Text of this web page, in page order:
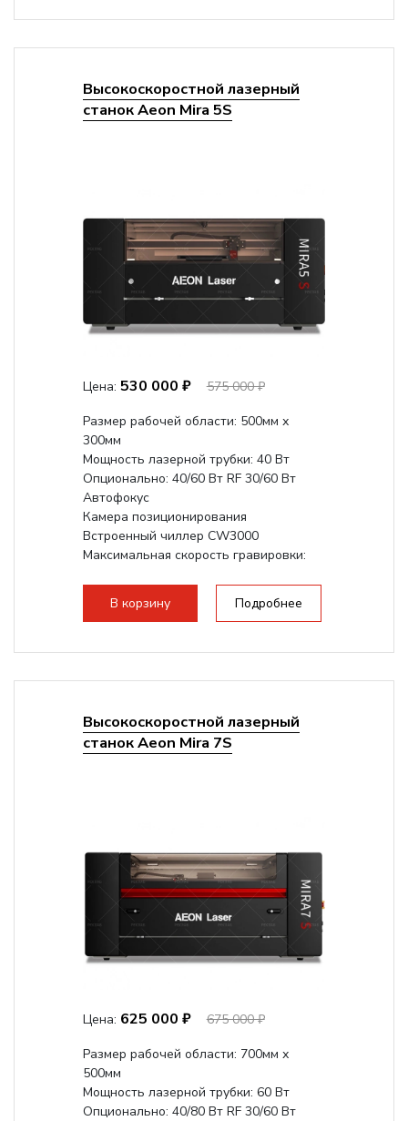
Высокоскоростной лазерный
станок Aeon Mira 5S
Цена: 530 000 ₽
575 000 ₽
Размер рабочей области: 500мм х
300мм
Мощность лазерной трубки: 40 Вт
Опционально: 40/60 Вт RF 30/60 Вт
Автофокус
Камера позиционирования
Встроенный чиллер CW3000
Максимальная скорость гравировки:
В корзину Подробнее
Высокоскоростной лазерный
станок Aeon Mira 7S
Цена: 625 000 ₽
675 000 ₽
Размер рабочей области: 700мм х
500мм
Мощность лазерной трубки: 60 Вт
Опционально: 40/80 Вт RF 30/60 Вт